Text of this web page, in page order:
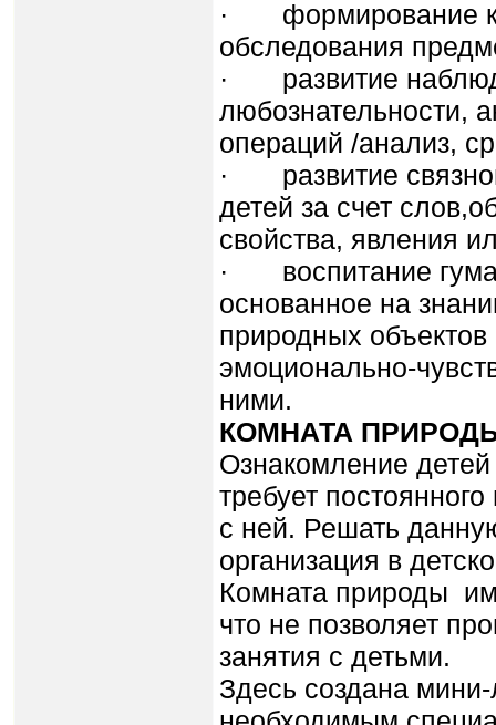
· формирование
обследования
· развитие
любознательности,
операций /анализ,
· развитие
детей за счет
свойства, явления
· воспитание
основанное на
природных
эмоционально-
ними.
КОМНАТА
Ознакомление
требует
с ней. Решать
организация в
Комната природы
что не позволяет
занятия с детьми.
Здесь создана